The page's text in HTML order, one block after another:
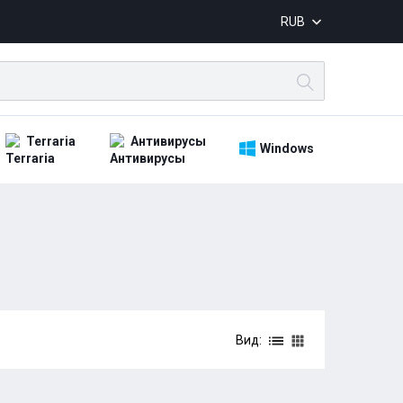
RUB
Terraria Антивирусы Windows
Вид: